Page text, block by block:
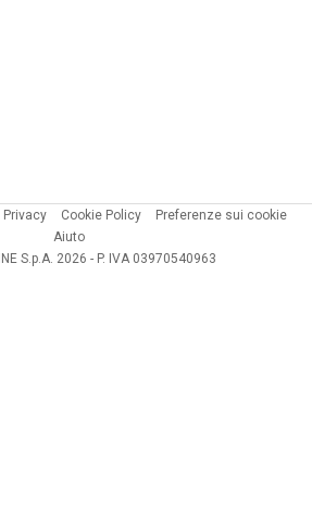
Privacy Cookie Policy
Preferenze sui cookie
Aiuto
S.p.A. 2026 - P. IVA 03970540963